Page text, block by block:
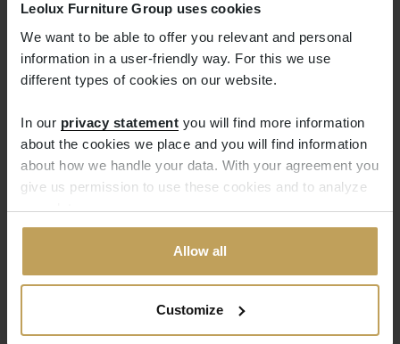
Leolux Furniture Group uses cookies
We want to be able to offer you relevant and personal
information in a user-friendly way. For this we use
different types of cookies on our website.
In our privacy statement you will find more information
about the cookies we place and you will find information
about how we handle your data. With your agreement you
give us permission to use these cookies and to analyze
your data.
Allow all
Customize
Gratis retourneren
Teveel besteld? Het verkeerde product besteld?
onze service afdeling is voldoende. Daarna
stuurt u de aankoop retour (binnen 14 dagen) en
zorgen wij dat het door u betaalde bedrag wordt